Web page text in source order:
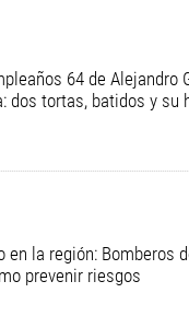
64 de Alejandro
dos tortas, batidos y su
en la región: Bomberos
prevenir riesgos